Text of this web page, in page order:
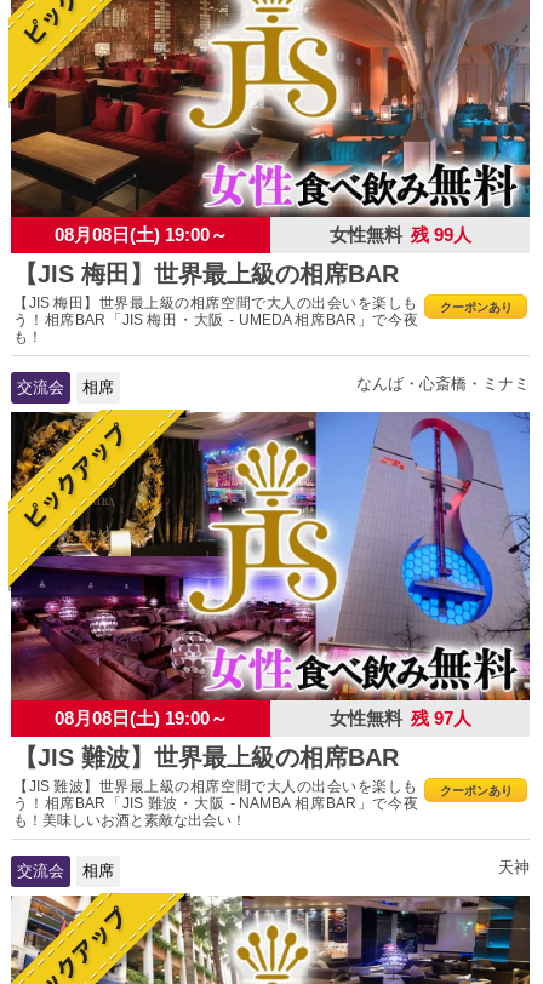
08月08日(土) 19:00～ 女性無料 残 99人
【JIS 梅田】世界最上級の相席BAR
クーポンあり
【JIS 梅田】世界最上級の相席空間で大人の出会いを楽しも
う！相席BAR「JIS 梅田・大阪 - UMEDA 相席BAR」で今夜
も！
交流会 相席 なんば・心斎橋・ミナミ
08月08日(土) 19:00～ 女性無料 残 97人
【JIS 難波】世界最上級の相席BAR
クーポンあり
【JIS 難波】世界最上級の相席空間で大人の出会いを楽しも
う！相席BAR「JIS 難波・大阪 - NAMBA 相席BAR」で今夜
も！美味しいお酒と素敵な出会い！
交流会 相席 天神